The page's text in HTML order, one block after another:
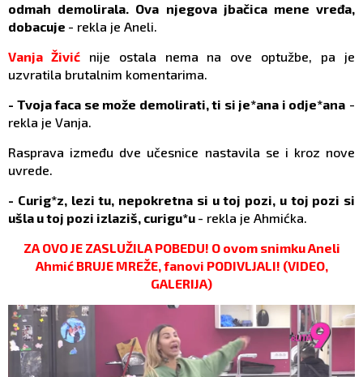
odmah demolirala. Ova njegova jbačica mene vređa,
dobacuje - rekla je Aneli.
Vanja Živićnije ostala nema na ove optužbe, pa je
uzvratila brutalnim komentarima.
- Tvoja faca se može demolirati, ti si je*ana i odje*ana -
rekla je Vanja.
Rasprava između dve učesnice nastavila se i kroz nove
uvrede.
- Curig*z, lezi tu, nepokretna si u toj pozi, u toj pozi si
ušla u toj pozi izlaziš, curigu*u - rekla je Ahmićka.
ZA OVO JE ZASLUŽILA POBEDU! O ovom snimku Aneli
Ahmić BRUJE MREŽE, fanovi PODIVLJALI! (VIDEO,
GALERIJA)